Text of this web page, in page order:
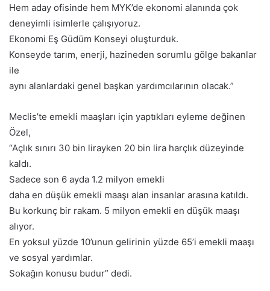
Hem aday ofisinde hem MYK’de ekonomi alanında çok
deneyimli isimlerle çalışıyoruz.
Ekonomi Eş Güdüm Konseyi oluşturduk.
Konseyde tarım, enerji, hazineden sorumlu gölge bakanlar
ile
aynı alanlardaki genel başkan yardımcılarının olacak.”
Meclis’te emekli maaşları için yaptıkları eyleme değinen
Özel,
“Açlık sınırı 30 bin lirayken 20 bin lira harçlık düzeyinde
kaldı.
Sadece son 6 ayda 1.2 milyon emekli
daha en düşük emekli maaşı alan insanlar arasına katıldı.
Bu korkunç bir rakam. 5 milyon emekli en düşük maaşı
alıyor.
En yoksul yüzde 10’unun gelirinin yüzde 65’i emekli maaşı
ve sosyal yardımlar.
Sokağın konusu budur” dedi.